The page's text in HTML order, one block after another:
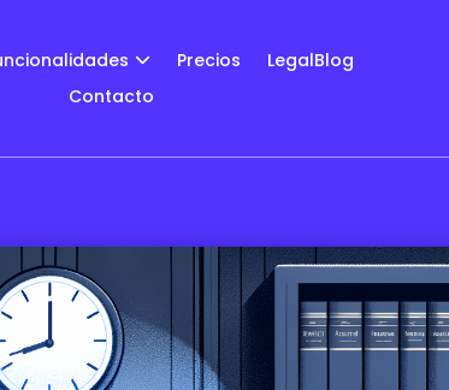
Precios
LegalBlog
Contacto